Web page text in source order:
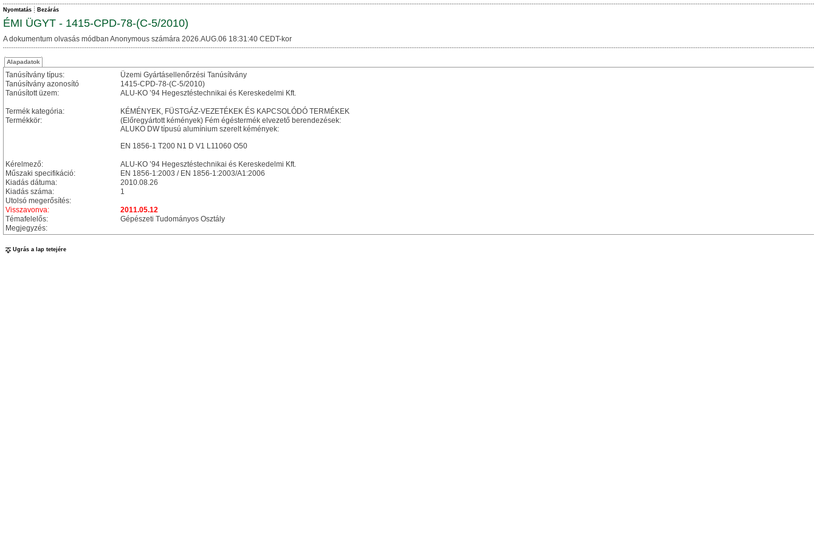
Nyomtatás Bezárás
ÉMI ÜGYT - 1415-CPD-78-(C-5/2010)
A dokumentum olvasás módban Anonymous számára 2026.AUG.06 18:31:40 CEDT-kor
Alapadatok
Tanúsítvány típus:
Üzemi Gyártásellenőrzési Tanúsítvány
Tanúsítvány azonosító
1415-CPD-78-(C-5/2010)
Tanúsított üzem:
ALU-KO ’94 Hegesztéstechnikai és Kereskedelmi Kft.
Termék kategória:
KÉMÉNYEK, FÜSTGÁZ-VEZETÉKEK ÉS KAPCSOLÓDÓ TERMÉKEK
Termékkör:
(Előregyártott kémények) Fém égéstermék elvezető berendezések:
ALUKO DW típusú alumínium szerelt kémények:
EN 1856-1 T200 N1 D V1 L11060 O50
Kérelmező:
ALU-KO ’94 Hegesztéstechnikai és Kereskedelmi Kft.
Műszaki specifikáció:
EN 1856-1:2003 / EN 1856-1:2003/A1:2006
Kiadás dátuma:
2010.08.26
Kiadás száma:
1
Utolsó megerősítés:
Visszavonva:
2011.05.12
Témafelelős:
Gépészeti Tudományos Osztály
Megjegyzés:
Ugrás a lap tetejére